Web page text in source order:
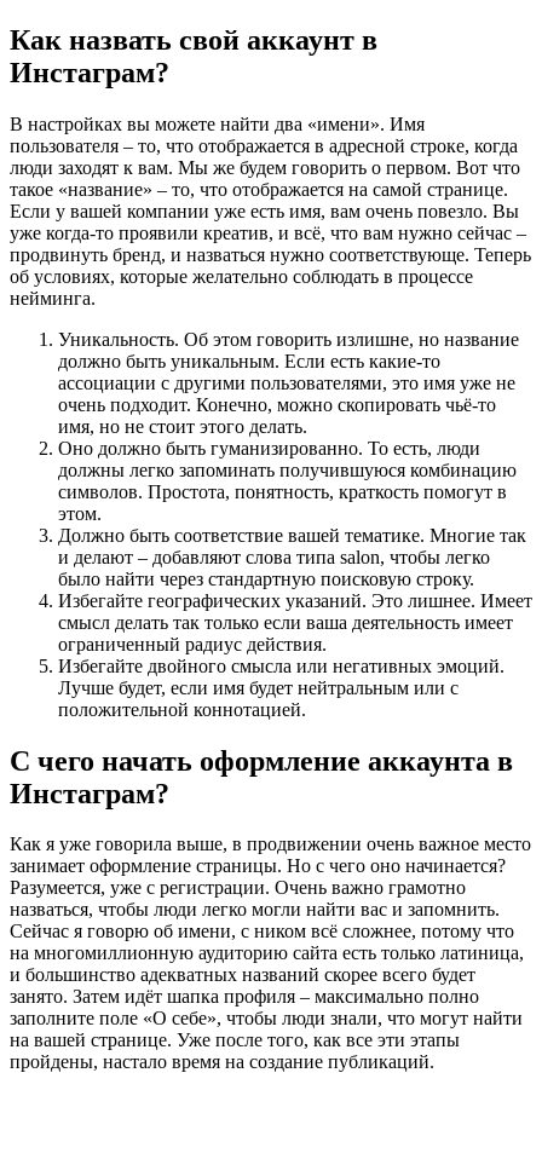
Как назвать свой аккаунт в
Инстаграм?
В настройках вы можете найти два «имени». Имя
пользователя – то, что отображается в адресной строке, когда
люди заходят к вам. Мы же будем говорить о первом. Вот что
такое «название» – то, что отображается на самой странице.
Если у вашей компании уже есть имя, вам очень повезло. Вы
уже когда-то проявили креатив, и всё, что вам нужно сейчас –
продвинуть бренд, и назваться нужно соответствующе. Теперь
об условиях, которые желательно соблюдать в процессе
нейминга.
Уникальность. Об этом говорить излишне, но название
должно быть уникальным. Если есть какие-то
ассоциации с другими пользователями, это имя уже не
очень подходит. Конечно, можно скопировать чьё-то
имя, но не стоит этого делать.
Оно должно быть гуманизированно. То есть, люди
должны легко запоминать получившуюся комбинацию
символов. Простота, понятность, краткость помогут в
этом.
Должно быть соответствие вашей тематике. Многие так
и делают – добавляют слова типа salon, чтобы легко
было найти через стандартную поисковую строку.
Избегайте географических указаний. Это лишнее. Имеет
смысл делать так только если ваша деятельность имеет
ограниченный радиус действия.
Избегайте двойного смысла или негативных эмоций.
Лучше будет, если имя будет нейтральным или с
положительной коннотацией.
С чего начать оформление аккаунта в
Инстаграм?
Как я уже говорила выше, в продвижении очень важное место
занимает оформление страницы. Но с чего оно начинается?
Разумеется, уже с регистрации. Очень важно грамотно
назваться, чтобы люди легко могли найти вас и запомнить.
Сейчас я говорю об имени, с ником всё сложнее, потому что
на многомиллионную аудиторию сайта есть только латиница,
и большинство адекватных названий скорее всего будет
занято. Затем идёт шапка профиля – максимально полно
заполните поле «О себе», чтобы люди знали, что могут найти
на вашей странице. Уже после того, как все эти этапы
пройдены, настало время на создание публикаций.